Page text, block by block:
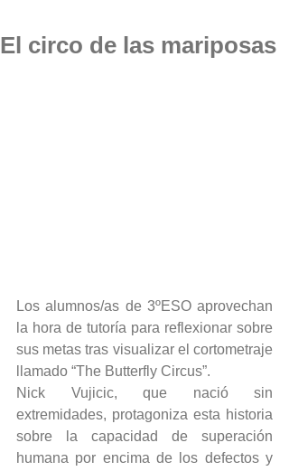
El circo de las mariposas
Los alumnos/as de 3ºESO aprovechan
la hora de tutoría para reflexionar sobre
sus metas tras visualizar el cortometraje
llamado “The Butterfly Circus”.
Nick Vujicic, que nació sin
extremidades, protagoniza esta historia
sobre la capacidad de superación
humana por encima de los defectos y